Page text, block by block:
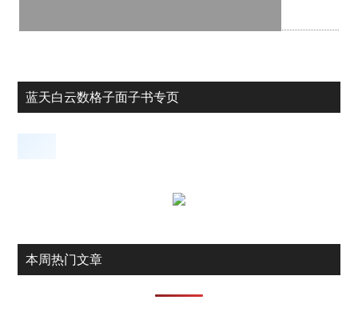
蓝天白云数格子面子书专页
本周热门文章